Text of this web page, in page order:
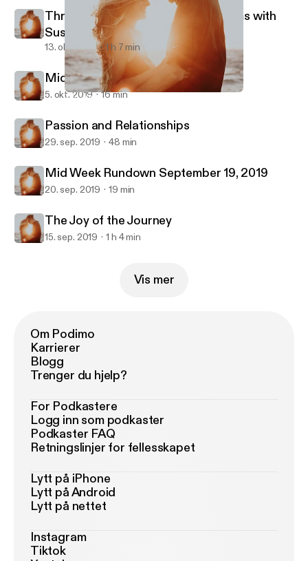
The Joy of the Journey
Threesomes, Intercourse, & Orgasms with
Susan Bratton
13. okt. 2019 1 h 7 min
Midweek Rundown Oct 4, 2019
5. okt. 2019 16 min
Passion and Relationships
29. sep. 2019 48 min
Mid Week Rundown September 19, 2019
20. sep. 2019 19 min
The Joy of the Journey
15. sep. 2019 1 h 4 min
Vis mer
Om Podimo
Karrierer
Blogg
Trenger du hjelp?
For Podkastere
Logg inn som podkaster
Podkaster FAQ
Retningslinjer for fellesskapet
Lytt på iPhone
Lytt på Android
Lytt på nettet
Instagram
Tiktok